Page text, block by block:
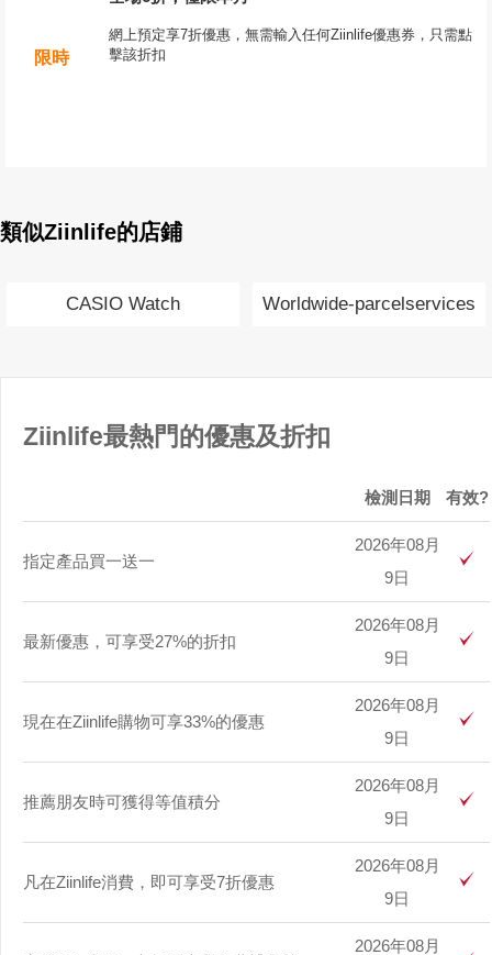
限時
網上預定享7折優惠，無需輸入任何Ziinlife優惠券，只需點
擊該折扣
類似Ziinlife的店鋪
CASIO Watch Worldwide-parcelservices
Ziinlife最熱門的優惠及折扣
檢測日期 有效?
指定產品買一送一
2026年08月
9日
最新優惠，可享受27%的折扣
2026年08月
9日
現在在Ziinlife購物可享33%的優惠
2026年08月
9日
推薦朋友時可獲得等值積分
2026年08月
9日
凡在Ziinlife消費，即可享受7折優惠
2026年08月
9日
2026年08月